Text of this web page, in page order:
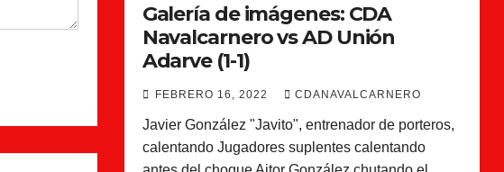
Galería de imágenes: CDA
Navalcarnero vs AD Unión
Adarve (1-1)
FEBRERO 16, 2022 CDANAVALCARNERO
Javier González "Javito", entrenador de porteros,
calentando Jugadores suplentes calentando